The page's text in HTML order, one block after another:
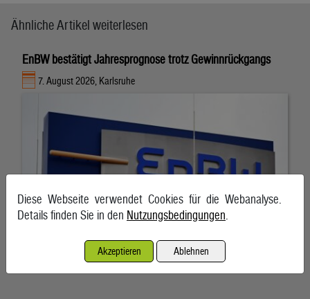
Ähnliche Artikel weiterlesen
EnBW bestätigt Jahresprognose trotz Gewinnrückgangs
7. August 2026, Karlsruhe
Diese Webseite verwendet Cookies für die Webanalyse.
Details finden Sie in den Nutzungsbedingungen
Akzeptieren Ablehnen